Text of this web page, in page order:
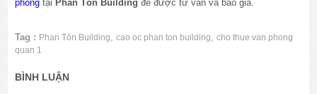
phòng tại Phan Tôn Building để được tư vấn và báo giá.
Tag : Phan Tôn Building,cao oc phan ton building,cho thue van phong
quan 1
BÌNH LUẬN